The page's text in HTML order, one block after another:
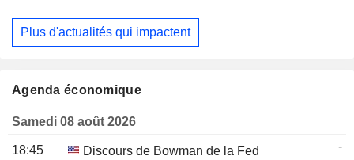
Plus d'actualités qui impactent
Agenda économique
Samedi 08 août 2026
18:45 Discours de Bowman de la Fed -